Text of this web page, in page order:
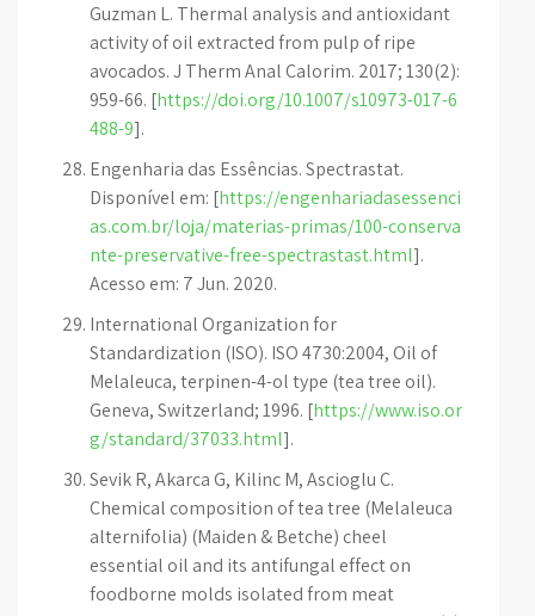
Guzman L. Thermal analysis and antioxidant
activity of oil extracted from pulp of ripe
avocados. J Therm Anal Calorim. 2017; 130(2):
959-66. [https://doi.org/10.1007/s10973-017-6
488-9].
Engenharia das Essências. Spectrastat.
Disponível em: [https://engenhariadasessenci
as.com.br/loja/materias-primas/100-conserva
nte-preservative-free-spectrastast.html].
Acesso em: 7 Jun. 2020.
International Organization for
Standardization (ISO). ISO 4730:2004, Oil of
Melaleuca, terpinen-4-ol type (tea tree oil).
Geneva, Switzerland; 1996. [https://www.iso.or
g/standard/37033.html].
Sevik R, Akarca G, Kilinc M, Ascioglu Ç.
Chemical composition of tea tree (Melaleuca
alternifolia) (Maiden & Betche) cheel
essential oil and its antifungal effect on
foodborne molds isolated from meat